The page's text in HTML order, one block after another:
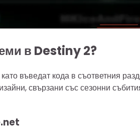
в Destiny 2?
въведат кода в съответния
свързани със сезонни